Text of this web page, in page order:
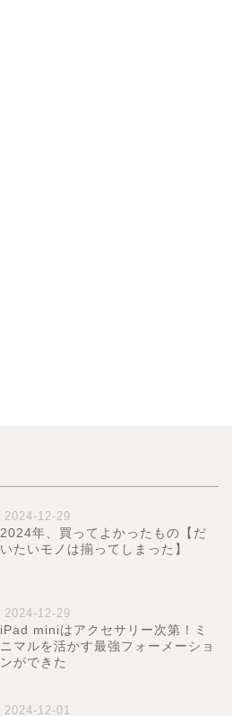
2024-12-29
2024年、買ってよかったもの【だ
いたいモノは揃ってしまった】
2024-12-29
iPad miniはアクセサリー次第！ミ
ニマルを活かす最強フォーメーショ
ンができた
2024-12-01